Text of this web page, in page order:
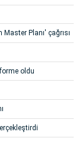
Planı' çağrısı
oldu